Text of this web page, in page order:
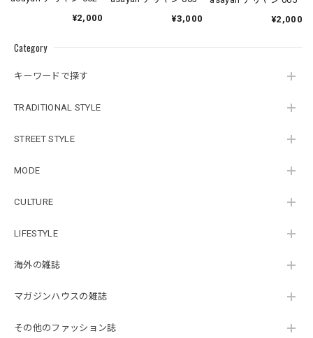
Category
キーワードで探す
TRADITIONAL STYLE
STREET STYLE
MODE
CULTURE
LIFESTYLE
海外の雑誌
マガジンハウスの雑誌
その他のファッション誌
¥2,000
¥3,000
¥2,000